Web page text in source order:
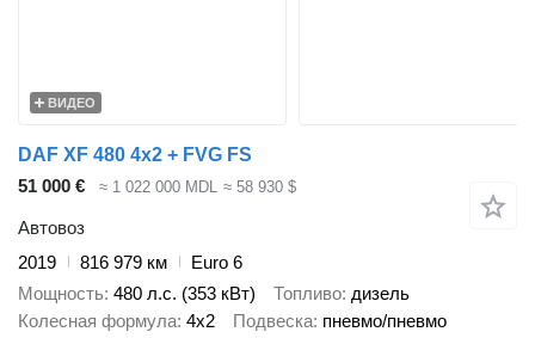
ВИДЕО
DAF XF 480 4x2 + FVG FS
51 000 €
≈ 1 022 000 MDL ≈ 58 930 $
Автовоз
2019
816 979 км
Euro 6
Мощность 480 л.с. (353 кВт) Топливо дизель
Колесная формула 4x2 Подвеска пневмо/пневмо